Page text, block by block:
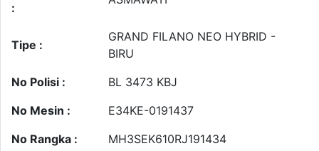
:
Tipe :
GRAND FILANO NEO HYBRID -
BIRU
No Polisi :
BL 3473 KBJ
No Mesin :
E34KE-0191437
No Rangka :
MH3SEK610RJ191434